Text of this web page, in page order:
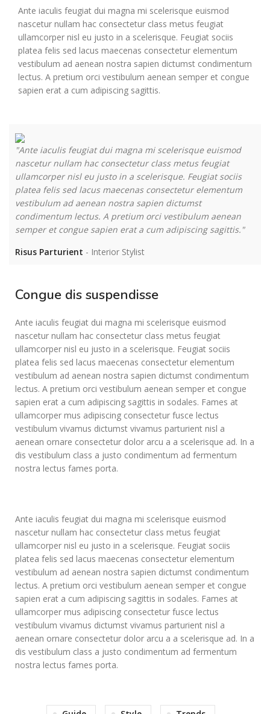
Ante iaculis feugiat dui magna mi scelerisque euismod
nascetur nullam hac consectetur class metus feugiat
ullamcorper nisl eu justo in a scelerisque. Feugiat sociis
platea felis sed lacus maecenas consectetur elementum
vestibulum ad aenean nostra sapien dictumst condimentum
lectus. A pretium orci vestibulum aenean semper et congue
sapien erat a cum adipiscing sagittis.
"Ante iaculis feugiat dui magna mi scelerisque euismod
nascetur nullam hac consectetur class metus feugiat
ullamcorper nisl eu justo in a scelerisque. Feugiat sociis
platea felis sed lacus maecenas consectetur elementum
vestibulum ad aenean nostra sapien dictumst
condimentum lectus. A pretium orci vestibulum aenean
semper et congue sapien erat a cum adipiscing sagittis."
Risus Parturient
Interior Stylist
Congue dis suspendisse
Ante iaculis feugiat dui magna mi scelerisque euismod
nascetur nullam hac consectetur class metus feugiat
ullamcorper nisl eu justo in a scelerisque. Feugiat sociis
platea felis sed lacus maecenas consectetur elementum
vestibulum ad aenean nostra sapien dictumst condimentum
lectus. A pretium orci vestibulum aenean semper et congue
sapien erat a cum adipiscing sagittis in sodales. Fames at
ullamcorper mus adipiscing consectetur fusce lectus
vestibulum vivamus dictumst vivamus parturient nisl a
aenean ornare consectetur dolor arcu a a scelerisque ad. In a
dis vestibulum class a justo condimentum ad fermentum
nostra lectus fames porta.
Ante iaculis feugiat dui magna mi scelerisque euismod
nascetur nullam hac consectetur class metus feugiat
ullamcorper nisl eu justo in a scelerisque. Feugiat sociis
platea felis sed lacus maecenas consectetur elementum
vestibulum ad aenean nostra sapien dictumst condimentum
lectus. A pretium orci vestibulum aenean semper et congue
sapien erat a cum adipiscing sagittis in sodales. Fames at
ullamcorper mus adipiscing consectetur fusce lectus
vestibulum vivamus dictumst vivamus parturient nisl a
aenean ornare consectetur dolor arcu a a scelerisque ad. In a
dis vestibulum class a justo condimentum ad fermentum
nostra lectus fames porta.